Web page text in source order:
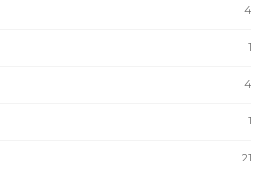
4
1
4
1
21